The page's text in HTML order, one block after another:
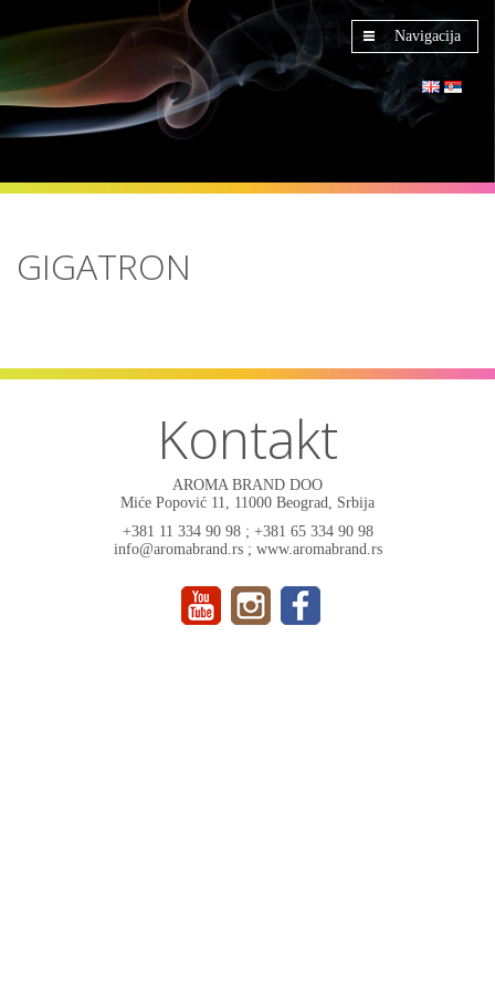
Navigacija
GIGATRON
Kontakt
AROMA BRAND DOO
Miće Popović 11, 11000 Beograd, Srbija
+381 11 334 90 98 ; +381 65 334 90 98
info@aromabrand.rs ; www.aromabrand.rs